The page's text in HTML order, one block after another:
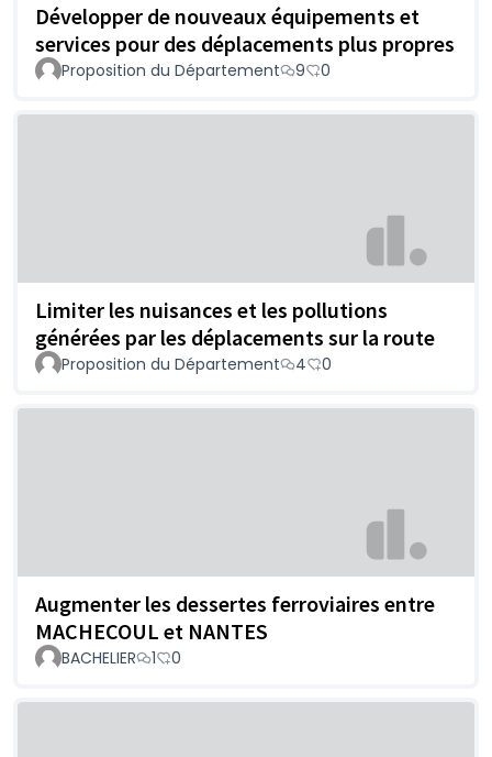
Développer de nouveaux équipements et
services pour des déplacements plus propres
Proposition du Département 9 0
Limiter les nuisances et les pollutions
générées par les déplacements sur la route
Proposition du Département 4 0
Augmenter les dessertes ferroviaires entre
MACHECOUL et NANTES
BACHELIER 1 0